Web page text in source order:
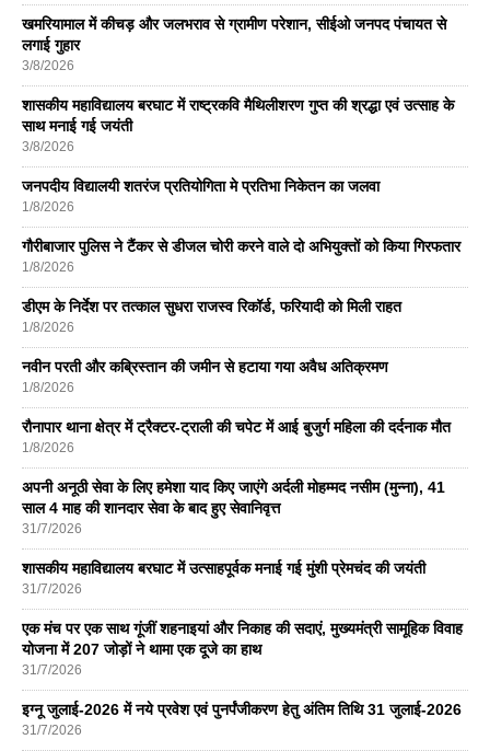
खमरियामाल में कीचड़ और जलभराव से ग्रामीण परेशान, सीईओ जनपद पंचायत से
लगाई गुहार
3/8/2026
शासकीय महाविद्यालय बरघाट में राष्ट्रकवि मैथिलीशरण गुप्त की श्रद्धा एवं उत्साह के
साथ मनाई गई जयंती
3/8/2026
जनपदीय विद्यालयी शतरंज प्रतियोगिता मे प्रतिभा निकेतन का जलवा
1/8/2026
गौरीबाजार पुलिस ने टैंकर से डीजल चोरी करने वाले दो अभियुक्तों को किया गिरफतार
1/8/2026
डीएम के निर्देश पर तत्काल सुधरा राजस्व रिकॉर्ड, फरियादी को मिली राहत
1/8/2026
नवीन परती और कब्रिस्तान की जमीन से हटाया गया अवैध अतिक्रमण
1/8/2026
रौनापार थाना क्षेत्र में ट्रैक्टर-ट्राली की चपेट में आई बुजुर्ग महिला की दर्दनाक मौत
1/8/2026
अपनी अनूठी सेवा के लिए हमेशा याद किए जाएंगे अर्दली मोहम्मद नसीम (मुन्ना), 41
साल 4 माह की शानदार सेवा के बाद हुए सेवानिवृत्त
31/7/2026
शासकीय महाविद्यालय बरघाट में उत्साहपूर्वक मनाई गई मुंशी प्रेमचंद की जयंती
31/7/2026
एक मंच पर एक साथ गूंजीं शहनाइयां और निकाह की सदाएं, मुख्यमंत्री सामूहिक विवाह
योजना में 207 जोड़ों ने थामा एक दूजे का हाथ
31/7/2026
इग्नू जुलाई-2026 में नये प्रवेश एवं पुनर्पंजीकरण हेतु अंतिम तिथि 31 जुलाई-2026
31/7/2026